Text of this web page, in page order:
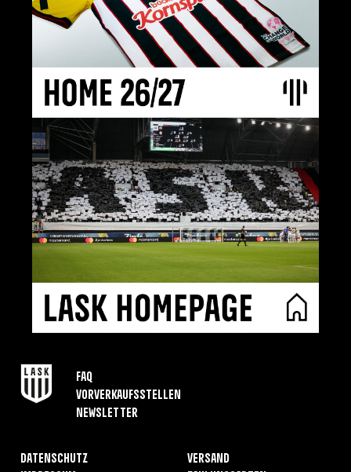
FAQ
Vorverkaufsstellen
Newsletter
Datenschutz
Versand